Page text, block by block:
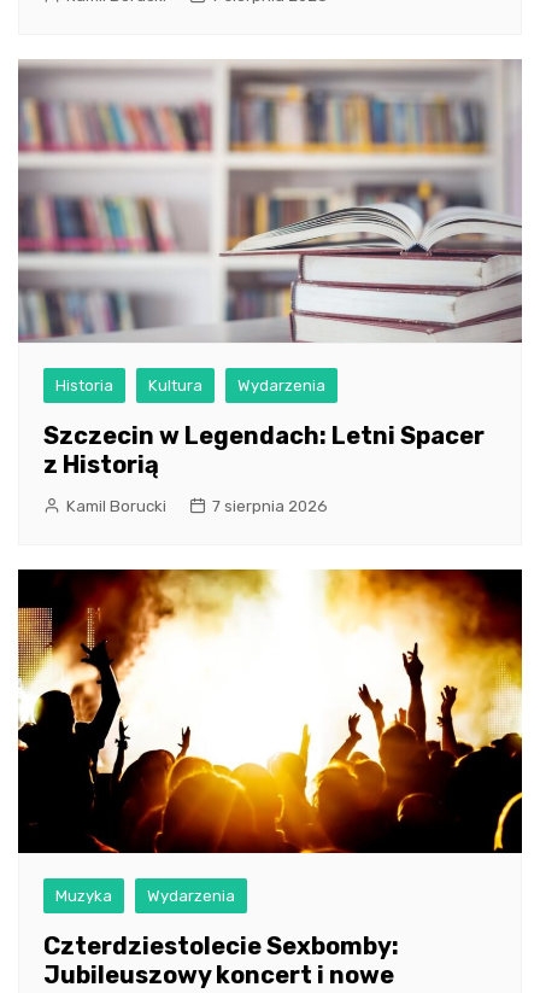
Historia Kultura Wydarzenia
Szczecin w Legendach: Letni Spacer
z Historią
Kamil Borucki 7 sierpnia 2026
Muzyka Wydarzenia
Czterdziestolecie Sexbomby:
Jubileuszowy koncert i nowe